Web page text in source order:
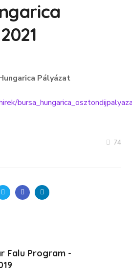
Pályázat
74
Falu Program -